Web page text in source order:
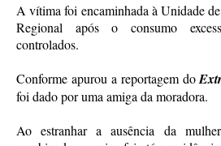
A vítima foi encaminhada à Unidade
Regional após o consumo
controlados.
Conforme apurou a reportagem do
foi dado por uma amiga da moradora.
Ao estranhar a ausência da